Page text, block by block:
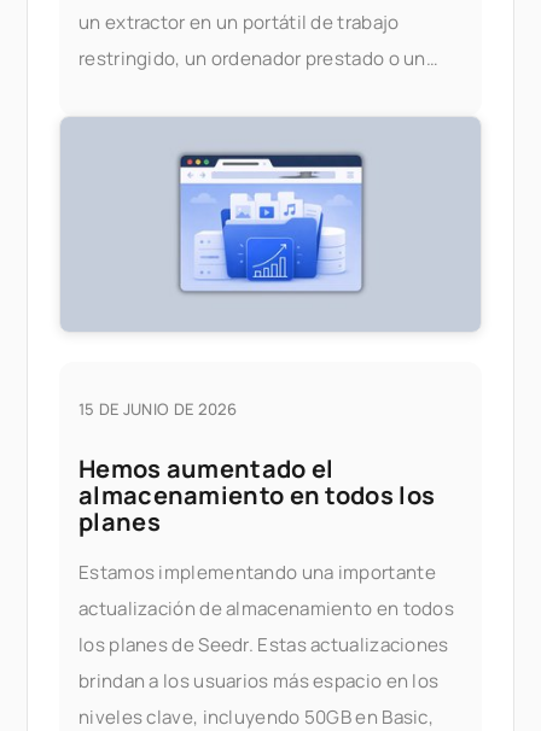
un extractor en un portátil de trabajo
restringido, un ordenador prestado o un
15 DE JUNIO DE 2026
Hemos aumentado el
almacenamiento en todos los
planes
Estamos implementando una importante
actualización de almacenamiento en todos
los planes de Seedr. Estas actualizaciones
brindan a los usuarios más espacio en los
niveles clave, incluyendo 50GB en Basic,